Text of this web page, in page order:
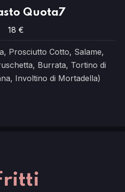
Quota7
18 €
Prosciutto Cotto, Salame,
Burrata, Tortino di
Involtino di Mortadella)